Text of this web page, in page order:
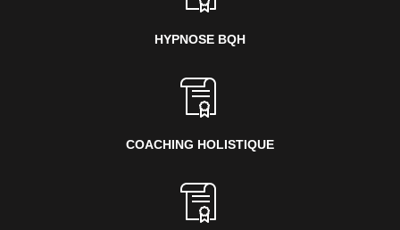
HYPNOSE BQH
COACHING HOLISTIQUE